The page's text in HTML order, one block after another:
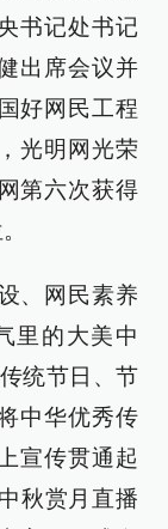
书记处书记
出席会议并
好网民工程
光明网光荣
第六次获得
、网民素养
里的大美中
统节日、节
中华优秀传
宣传贯通起
秋赏月直播